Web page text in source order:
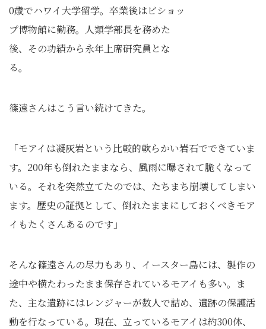
0歳でハワイ大学留学。卒業後はビショッ
プ博物館に勤務。人類学部長を務めた
後、その功績から永年上席研究員とな
る。
篠遠さんはこう言い続けてきた。
「モアイは凝灰岩という比較的軟らかい岩石でできていま
す。200年も倒れたままなら、風雨に曝されて脆くなって
いる。それを突然立てたのでは、たちまち崩壊してしまい
ます。歴史の証拠として、倒れたままにしておくべきモア
イもたくさんあるのです」
そんな篠遠さんの尽力もあり、イースター島には、製作の
途中や横たわったまま保存されているモアイも多い。ま
た、主な遺跡にはレンジャーが数人で詰め、遺跡の保護活
動を行なっている。現在、立っているモアイは約300体、